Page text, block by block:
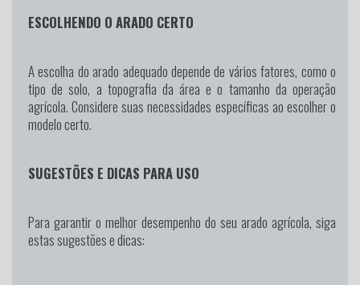
ESCOLHENDO O ARADO CERTO
A escolha do arado adequado depende de vários fatores, como o
tipo de solo, a topografia da área e o tamanho da operação
agrícola. Considere suas necessidades específicas ao escolher o
modelo certo.
SUGESTÕES E DICAS PARA USO
Para garantir o melhor desempenho do seu arado agrícola, siga
estas sugestões e dicas: